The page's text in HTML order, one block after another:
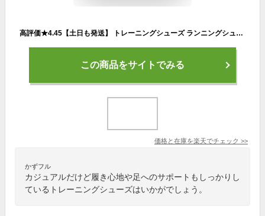
高評価★4.45【土日も発送】 トレーニングシューズ ランニングシューズ メンズ レディース スニーカー 運動靴 ランニング シューズ ウォーキング ウォーキングシューズ 紐 おしゃれ 靴 靴紐 カジュアル 通学 通勤 軽い 軽量 スポーツ ジム
この商品をサイトでみる
価格と在庫を楽天でチェック >>
かずフル
カジュアルだけど履き心地や足へのサポートもしっかりし
ているトレーニングシューズはいかがでしょう。